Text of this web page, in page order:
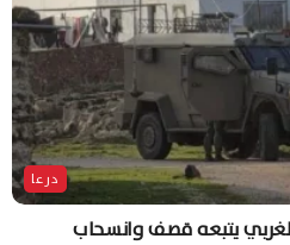
درعا
يتبعه قصف وانسحاب